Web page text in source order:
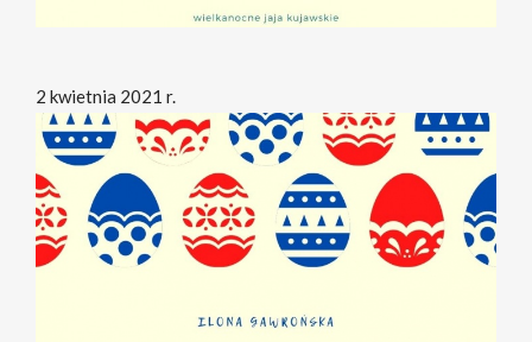
2 kwietnia 2021 r.